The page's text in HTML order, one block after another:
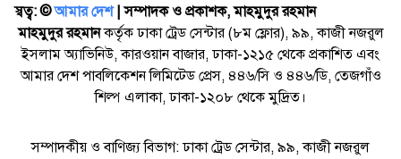
স্বত্ব: ©️আমার দেশ| সম্পাদক ও প্রকাশক, মাহমুদুর রহমান
মাহমুদুর রহমানকর্তৃক ঢাকা ট্রেড সেন্টার (৮ম ফ্লোর), ৯৯, কাজী নজরুল
ইসলাম অ্যাভিনিউ, কারওয়ান বাজার, ঢাকা-১২১৫ থেকে প্রকাশিত এবং
আমার দেশ পাবলিকেশন লিমিটেড প্রেস, ৪৪৬/সি ও ৪৪৬/ডি, তেজগাঁও
শিল্প এলাকা, ঢাকা-১২০৮ থেকে মুদ্রিত।
সম্পাদকীয় ও বাণিজ্য বিভাগ: ঢাকা ট্রেড সেন্টার, ৯৯, কাজী নজরুল